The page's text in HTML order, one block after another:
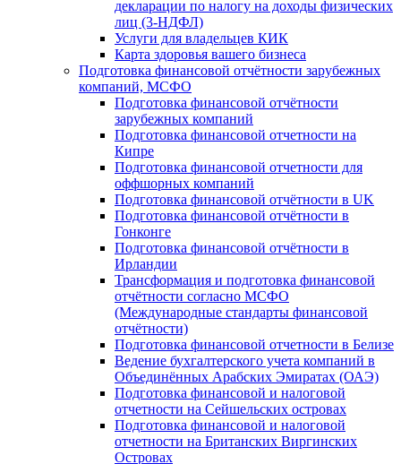
декларации по налогу на доходы физических
лиц (3-НДФЛ)
Услуги для владельцев КИК
Карта здоровья вашего бизнеса
Подготовка финансовой отчётности зарубежных
компаний, МСФО
Подготовка финансовой отчётности
зарубежных компаний
Подготовка финансовой отчетности на
Кипре
Подготовка финансовой отчетности для
оффшорных компаний
Подготовка финансовой отчётности в UK
Подготовка финансовой отчётности в
Гонконге
Подготовка финансовой отчётности в
Ирландии
Трансформация и подготовка финансовой
отчётности согласно МСФО
(Международные стандарты финансовой
отчётности)
Подготовка финансовой отчетности в Белизе
Ведение бухгалтерского учета компаний в
Объединённых Арабских Эмиратах (ОАЭ)
Подготовка финансовой и налоговой
отчетности на Сейшельских островах
Подготовка финансовой и налоговой
отчетности на Британских Виргинских
Островах